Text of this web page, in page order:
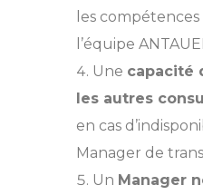
les
l’équipe
Une capacité
les autres
en cas
Manager de
Un Manager